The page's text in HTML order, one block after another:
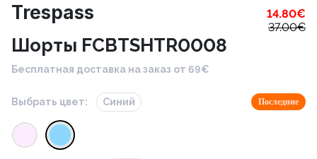
Trespass 14.80€
37.00€
Шорты FCBTSHTR0008
Бесплатная доставка на заказ от 69€
Выбрать цвет: Синий Последние